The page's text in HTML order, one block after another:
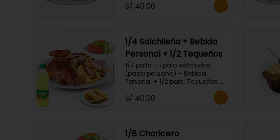
S/ 40.00
1/4 Salchileña + Bebida
Personal + 1/2 Tequeños
1/4 pollo + 1 palo salchicha
(papa peruana) + Bebida
Personal + 1/2 porc. Tequeños +
S/ 40.00
1/8 Choricero